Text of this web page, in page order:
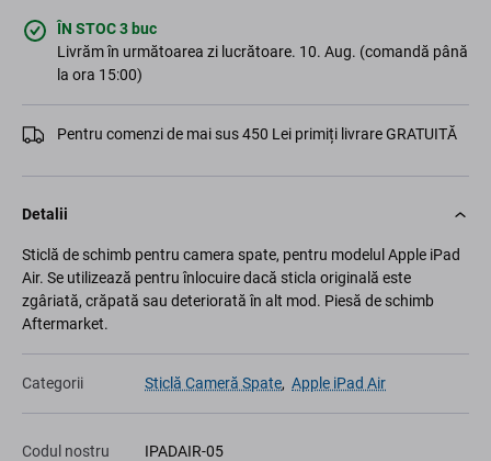
ÎN STOC 3 buc
Livrăm în următoarea zi lucrătoare. 10. Aug. (comandă până
la ora 15:00)
Pentru comenzi de mai sus 450 Lei primiți livrare GRATUITĂ
Detalii
Sticlă de schimb pentru camera spate, pentru modelul Apple iPad
Air. Se utilizează pentru înlocuire dacă sticla originală este
zgâriată, crăpată sau deteriorată în alt mod. Piesă de schimb
Aftermarket.
Categorii Sticlă Cameră Spate, Apple iPad Air
Codul nostru IPADAIR-05